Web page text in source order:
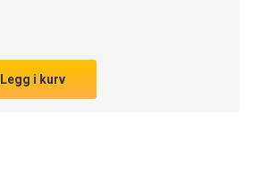
Legg i kurv